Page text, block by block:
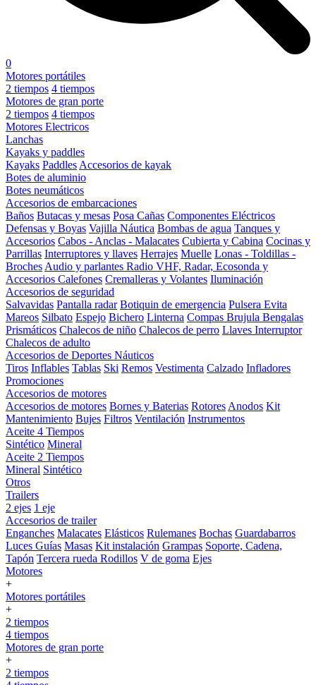
0
Motores portátiles
2 tiempos 4 tiempos
Motores de gran porte
2 tiempos 4 tiempos
Motores Electricos
Lanchas
Kayaks y paddles
Kayaks Paddles Accesorios de kayak
Botes de aluminio
Botes neumáticos
Accesorios de embarcaciones
Baños Butacas y mesas Posa Cañas Componentes Eléctricos
Defensas y Boyas Vajilla Náutica Bombas de agua Tanques y
Accesorios Cabos - Anclas - Malacates Cubierta y Cabina Cocinas y
Parrillas Interruptores y llaves Herrajes Muelle Lonas - Toldillas -
Broches Audio y parlantes Radio VHF, Radar, Ecosonda y
Accesorios Calefones Cremalleras y Volantes Iluminación
Accesorios de seguridad
Salvavidas Pantalla radar Botiquin de emergencia Pulsera Evita
Mareos Silbato Espejo Bichero Linterna Compas Brujula Bengalas
Prismáticos Chalecos de niño Chalecos de perro Llaves Interruptor
Chalecos de adulto
Accesorios de Deportes Náuticos
Tiros Inflables Tablas Ski Remos Vestimenta Calzado Infladores
Promociones
Accesorios de motores
Accesorios de motores Bornes y Baterias Rotores Anodos Kit
Mantenimiento Bujes Filtros Ventilación Instrumentos
Aceite 4 Tiempos
Sintético Mineral
Aceite 2 Tiempos
Mineral Sintético
Otros
Trailers
2 ejes 1 eje
Accesorios de trailer
Enganches Malacates Elásticos Rulemanes Bochas Guardabarros
Luces Guías Masas Kit instalación Grampas Soporte, Cadena,
Tapón Tercera rueda Rodillos V de goma Ejes
Motores
+
Motores portátiles
+
2 tiempos
4 tiempos
Motores de gran porte
+
2 tiempos